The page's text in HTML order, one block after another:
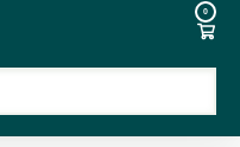
0